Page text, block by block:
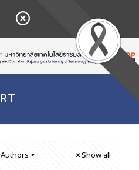
RT
Authors Show all